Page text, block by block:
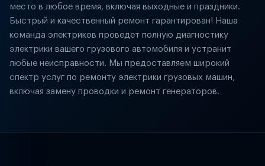
место в любое время, включая выходные и праздники.
Быстрый и качественный ремонт гарантирован! Наша
команда электриков проведет полную диагностику
электрики вашего грузового автомобиля и устранит
любые неисправности. Мы предоставляем широкий
спектр услуг по ремонту электрики грузовых машин,
включая замену проводки и ремонт генераторов.